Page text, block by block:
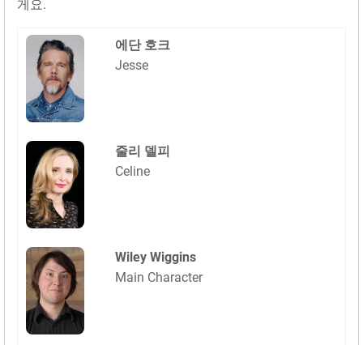
게요.
에단 호크
Jesse
줄리 델피
Celine
Wiley Wiggins
Main Character